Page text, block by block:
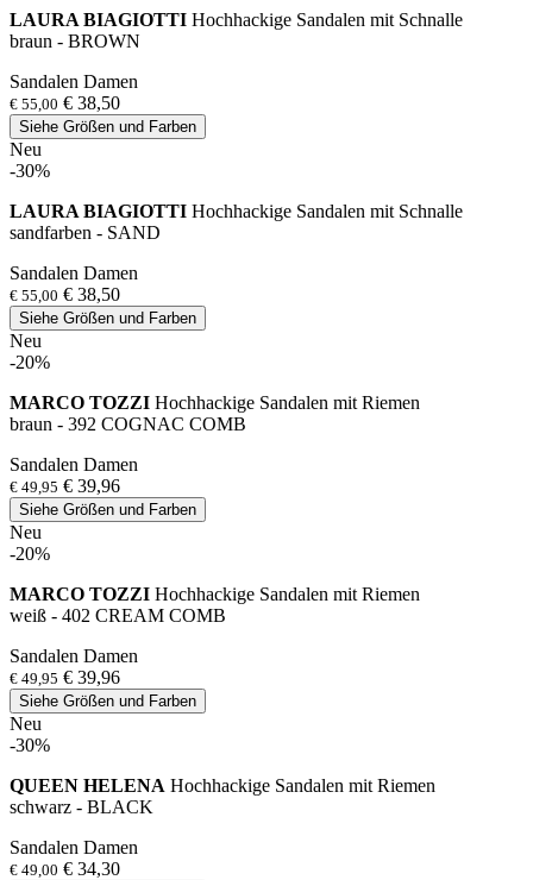
LAURA BIAGIOTTI Hochhackige Sandalen mit Schnalle
braun - BROWN
Sandalen Damen
€ 55,00 € 38,50
Siehe Größen und Farben
Neu
-30%
LAURA BIAGIOTTI Hochhackige Sandalen mit Schnalle
sandfarben - SAND
Sandalen Damen
€ 55,00 € 38,50
Siehe Größen und Farben
Neu
-20%
MARCO TOZZI Hochhackige Sandalen mit Riemen
braun - 392 COGNAC COMB
Sandalen Damen
€ 49,95 € 39,96
Siehe Größen und Farben
Neu
-20%
MARCO TOZZI Hochhackige Sandalen mit Riemen
weiß - 402 CREAM COMB
Sandalen Damen
€ 49,95 € 39,96
Siehe Größen und Farben
Neu
-30%
QUEEN HELENA Hochhackige Sandalen mit Riemen
schwarz - BLACK
Sandalen Damen
€ 49,00 € 34,30